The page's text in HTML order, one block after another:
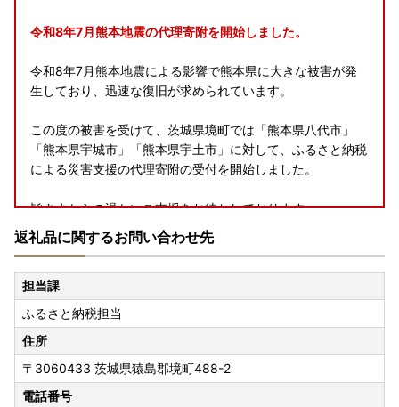
令和8年7月熊本地震の代理寄附を開始しました。
令和8年7月熊本地震による影響で熊本県に大きな被害が発
生しており、迅速な復旧が求められています。
この度の被害を受けて、茨城県境町では「熊本県八代市」
「熊本県宇城市」「熊本県宇土市」に対して、ふるさと納税
による災害支援の代理寄附の受付を開始しました。
皆さまからの温かいご支援をお待ちしております。
■熊本県宇城市への代理寄附はこちら
■熊本県宇土市への代理寄附はこちら
返礼品に関するお問い合わせ先
担当課
ふるさと納税担当
住所
〒3060433 茨城県猿島郡境町488-2
電話番号